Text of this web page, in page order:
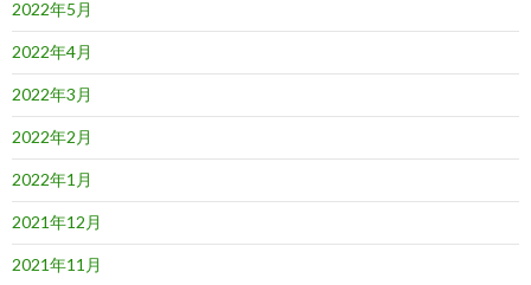
2022年5月
2022年4月
2022年3月
2022年2月
2022年1月
2021年12月
2021年11月